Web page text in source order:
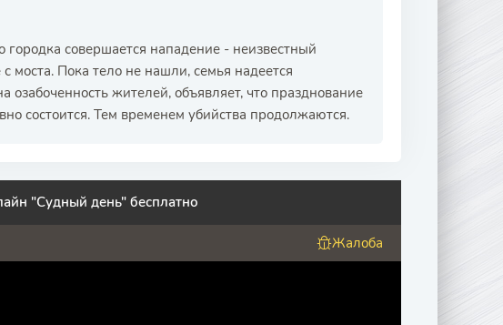
совершается нападение - неизвестный
моста. Пока тело не нашли, семья надеется
жителей, объявляет, что празднование
состоится. Тем временем убийства продолжаются.
"Судный день" бесплатно
Жалоба